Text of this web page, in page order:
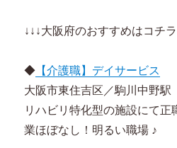
↓↓↓大阪府のおすすめはコチラ
◆ 【介護職】デイサービス
大阪市東住吉区／駒川中野駅
リハビリ特化型の施設にて正
業ほぼなし！明るい職場 ♪